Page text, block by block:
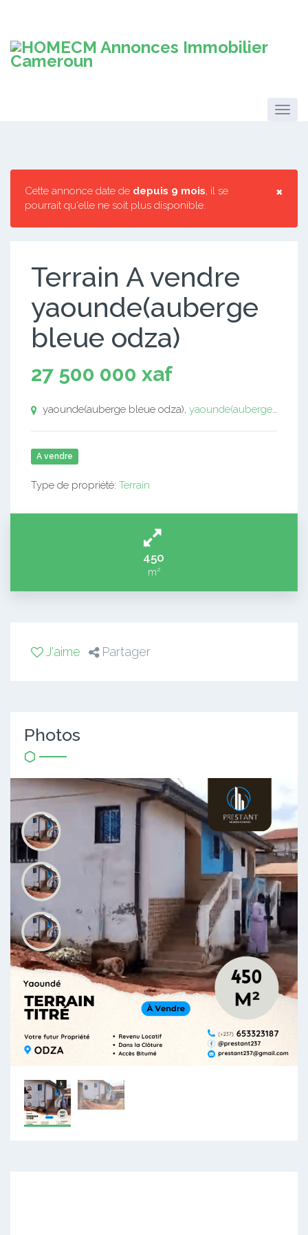
×
Cette annonce date de depuis 9 mois, il se
pourrait qu'elle ne soit plus disponible.
Terrain A vendre
yaounde(auberge
bleue odza)
27 500 000 xaf
yaounde(auberge bleue odza), yaounde(auberge bleue odza)
A vendre
Type de propriété: Terrain
450
m²
J'aime Partager
Photos